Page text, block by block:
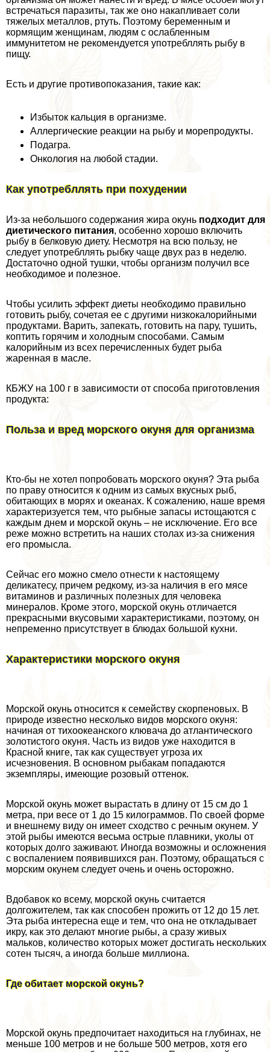
встречаться паразиты, так же оно накапливает соли
тяжелых металлов, ртуть. Поэтому беременным и
кормящим женщинам, людям с ослабленным
иммунитетом не рекомендуется употрeбллять рыбу в
пищу.
Есть и другие противопоказания, такие как:
Избыток кальция в организме.
Аллергические реакции на рыбу и морепродукты.
Подагра.
Онкология на любой стадии.
Как употрeбллять при похудении
Из-за небольшого содержания жира окунь подходит для
диетического питания, особенно хорошо включить
рыбу в белковую диету. Несмотря на всю пользу, не
следует употрeбллять рыбку чаще двух раз в неделю.
Достаточно одной тушки, чтобы организм получил все
необходимое и полезное.
Чтобы усилить эффект диеты необходимо правильно
готовить рыбу, сочетая ее с другими низкокалорийными
продуктами. Варить, запекать, готовить на пару, тушить,
коптить горячим и холодным способами. Самым
калорийным из всех перечисленных будет рыба
жаренная в масле.
КБЖУ на 100 г в зависимости от способа приготовления
продукта:
Польза и вред морского окуня для организма
Кто-бы не хотел попробовать морского окуня? Эта рыба
по праву относится к одним из самых вкусных рыб,
обитающих в морях и океанах. К сожалению, наше время
хаpaктеризуется тем, что рыбные запасы истощаются с
каждым днем и морской окунь – не исключение. Его все
реже можно встретить на наших столах из-за снижения
его промысла.
Сейчас его можно смело отнести к настоящему
деликатесу, причем редкому, из-за наличия в его мясе
витаминов и различных полезных для человека
минералов. Кроме этого, морской окунь отличается
прекрасными вкусовыми хаpaктеристиками, поэтому, он
непременно присутствует в блюдах большой кухни.
Хаpaктеристики морского окуня
Морской окунь относится к семейству скорпеновых. В
природе известно несколько видов морского окуня:
начиная от тихоокеанского клювача до атлантического
золотистого окуня. Часть из видов уже находится в
Красной книге, так как существует угроза их
исчезновения. В основном рыбакам попадаются
экземпляры, имеющие розовый оттенок.
Морской окунь может вырастать в длину от 15 см до 1
метра, при весе от 1 до 15 килограммов. По своей форме
и внешнему виду он имеет сходство с речным окунем. У
этой рыбы имеются весьма острые плавники, уколы от
которых долго заживают. Иногда возможны и осложнения
с воспалением появившихся ран. Поэтому, обращаться с
морским окунем следует очень и очень осторожно.
Вдобавок ко всему, морской окунь считается
долгожителем, так как способен прожить от 12 до 15 лет.
Эта рыба интересна еще и тем, что она не откладывает
икру, как это делают многие рыбы, а сразу живых
мальков, количество которых может достигать нескольких
сотен тысяч, а иногда больше миллиона.
Где обитает морской окунь?
Морской окунь предпочитает находиться на глубинах, не
меньше 100 метров и не больше 500 метров, хотя его